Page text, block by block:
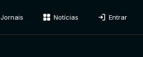
Jornais Notícias Entrar